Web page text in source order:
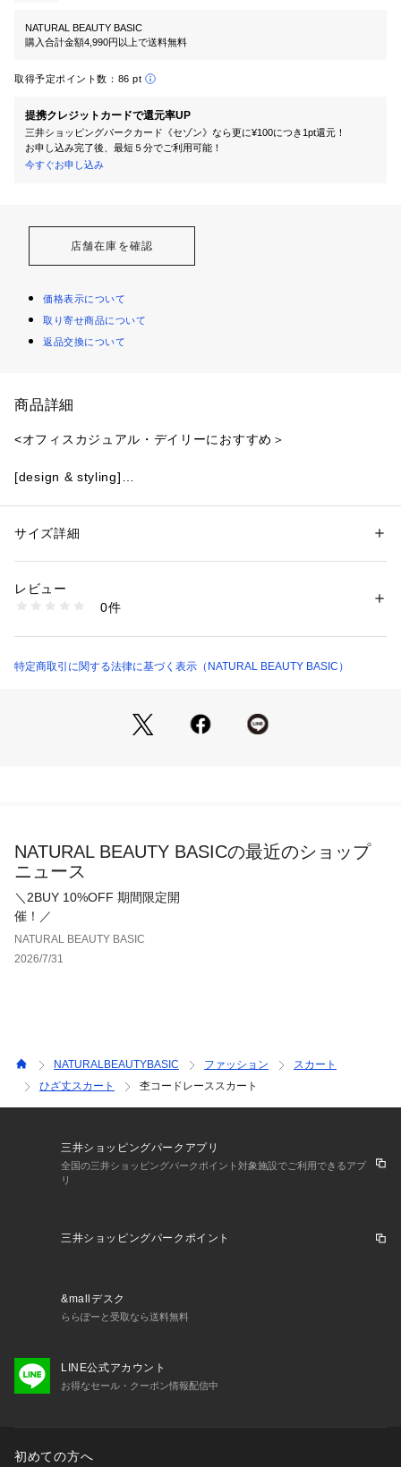
NATURAL BEAUTY BASIC
購入合計金額4,990円以上で送料無料
取得予定ポイント数： 86 pt
提携クレジットカードで還元率UP
三井ショッピングパークカード《セゾン》なら更に¥100につき1pt還元！
お申し込み完了後、最短５分でご利用可能！
今すぐお申し込み
店舗在庫を確認
価格表示について
取り寄せ商品について
返品交換について
商品詳細
<オフィスカジュアル・デイリーにおすすめ＞
[design & styling]
長めのレングスとたっぷりとしたマーメイドシルエットで着映
いポイントです。ニットやブラウスなどシンプルなトップスを
あわせるだけでも、微配色のコードレースで、コーディネート
ナチュラルで柔らかな風合い。サテン裏地を使用しているため
※モデルの着用画像の場合、光の当たり具合により、実際の色
味と異なって見えることがございます。色味は、商品アップの
性別：レディース
素材：（外側）コットン 51% ポリエステル 32% ナイロン 17%（内側）
生産国：中国製
洗濯：洗濯× 漂白× アイロン150℃ ドライ弱い タンブル乾燥× ウェット×
商品番号：1100700000554 （モール）
サイズ詳細
レビュー
0件
特定商取引に関する法律に基づく表示（NATURAL BEAUTY BASIC）
NATURAL BEAUTY BASICの最近のショップ
ニュース
＼2BUY 10%OFF 期間限定開
催！／
NATURAL BEAUTY BASIC
2026/7/31
NATURALBEAUTYBASIC ファッション
スカート
ひざ丈スカート
杢コードレーススカート
三井ショッピングパークアプリ
全国の三井ショッピングパークポイント対象施設でご利用できるアプ
リ
三井ショッピングパークポイント
&mallデスク
ららぽーと受取なら送料無料
LINE公式アカウント
お得なセール・クーポン情報配信中
初めての方へ